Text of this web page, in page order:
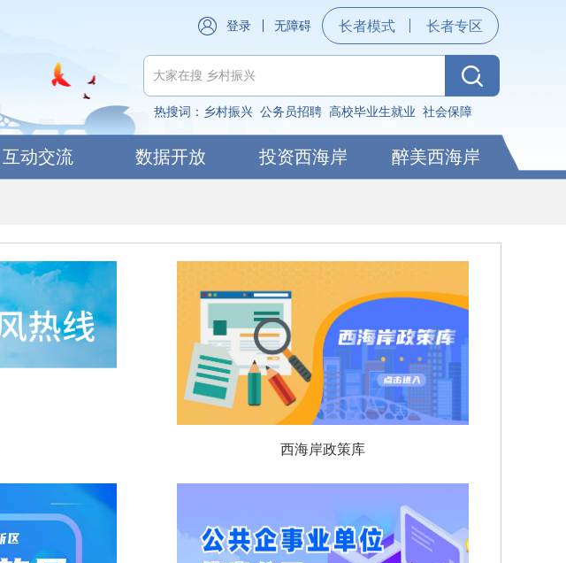
登录 无障碍 长者模式 长者专区
热搜词： 乡村振兴 公务员招聘 高校毕业生就业 社会保障
互动交流 数据开放 投资西海岸 醉美西海岸
西海岸政策库